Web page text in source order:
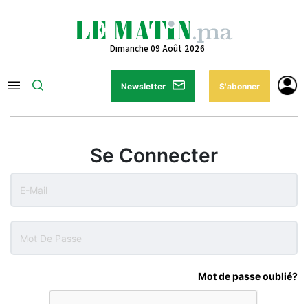
Dimanche 09 Août 2026
Newsletter S'abonner
Se Connecter
Mot de passe oublié?